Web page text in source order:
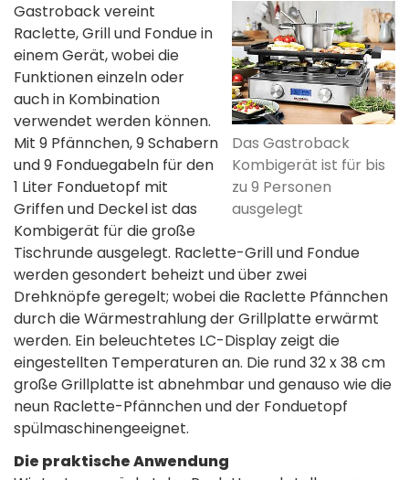
Das Gastroback
Kombigerät ist für bis
zu 9 Personen
ausgelegt
Gastroback vereint
Raclette, Grill und Fondue in
einem Gerät, wobei die
Funktionen einzeln oder
auch in Kombination
verwendet werden können.
Mit 9 Pfännchen, 9 Schabern
und 9 Fonduegabeln für den
1 Liter Fonduetopf mit
Griffen und Deckel ist das
Kombigerät für die große
Tischrunde ausgelegt. Raclette-Grill und Fondue
werden gesondert beheizt und über zwei
Drehknöpfe geregelt; wobei die Raclette Pfännchen
durch die Wärmestrahlung der Grillplatte erwärmt
werden. Ein beleuchtetes LC-Display zeigt die
eingestellten Temperaturen an. Die rund 32 x 38 cm
große Grillplatte ist abnehmbar und genauso wie die
neun Raclette-Pfännchen und der Fonduetopf
spülmaschinengeeignet.
Die praktische Anwendung